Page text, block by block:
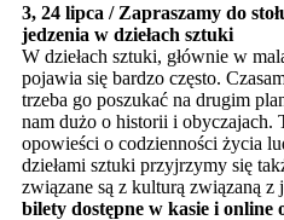
3, 24 lipca / Zapraszamy do
jedzenia w dziełach sztuki
W dziełach sztuki, głównie w
pojawia się bardzo często.
trzeba go poszukać na drugim
nam dużo o historii i obyczajach.
opowieści o codzienności życia
dziełami sztuki przyjrzymy się
związane są z kulturą związaną z
bilety dostępne w kasie i online